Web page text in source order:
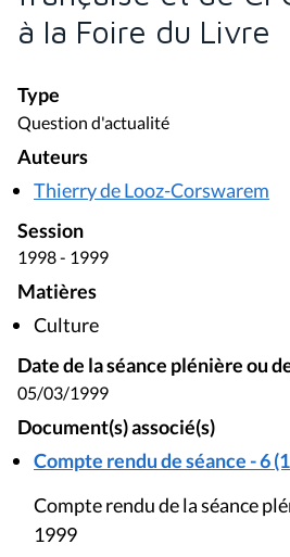
à la Foire du Livre
Type
Question d'actualité
Auteurs
Thierry de Looz-Corswarem
Session
1998 - 1999
Matières
Culture
Date de la séance plénière ou
05/03/1999
Document(s) associé(s)
Compte rendu de séance - 6
Compte rendu de la séance
1999